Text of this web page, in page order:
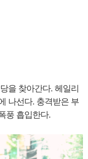
을 찾아간다. 헤일리
나선다. 충격받은 부
풍 흡입한다.